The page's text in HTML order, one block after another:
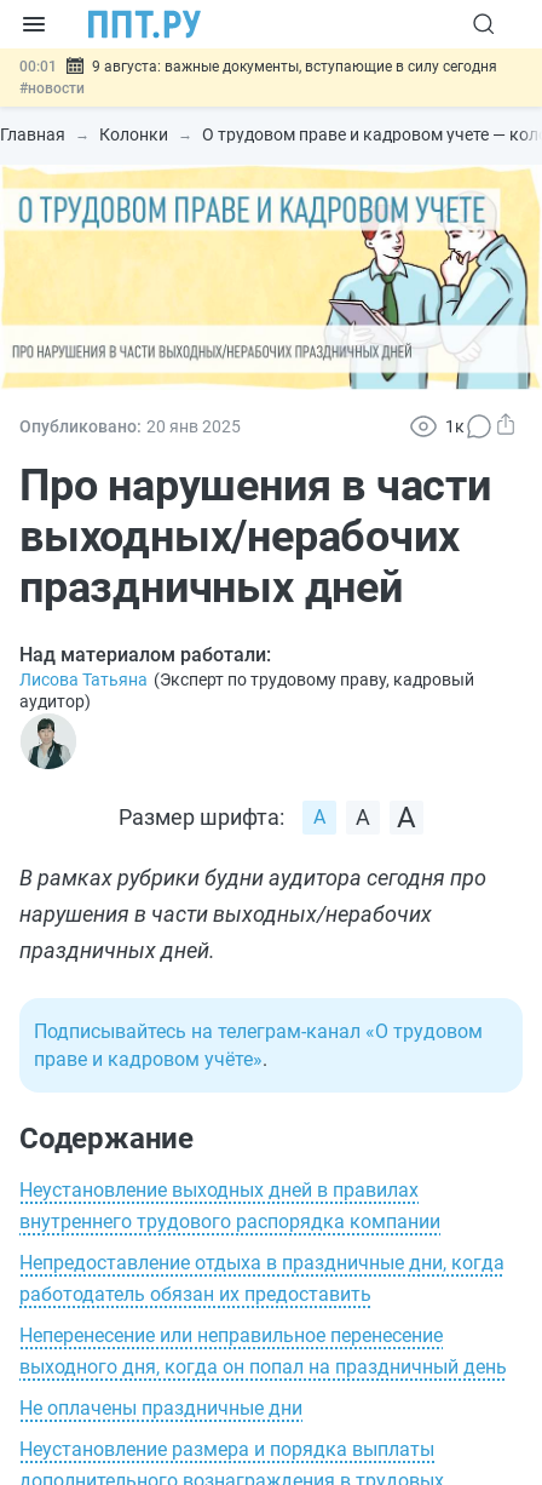
00:01
9 августа: важные документы, вступающие в силу сегодня
#новости
07.08 Подписан закон о блокировке продажи опасных товаров через
«Честный знак»#новости
07.08 Госпошлину за устранение ошибок в документах предлагают
отменить#новости
Разработают единые критерии трудовых и ГПХ-
Главная Колонки О трудовом праве и кадровом учете —
Опубликовано: 20 янв2025 1к
Про нарушения в части
выходных/нерабочих
праздничных дней
Над материалом работали:
Лисова Татьяна (Эксперт по трудовому праву, кадровый
аудитор)
Размер шрифта:
В рамках рубрики будни аудитора сегодня про
нарушения в части выходных/нерабочих
праздничных дней.
Подписывайтесь на телеграм-канал «О трудовом
праве и кадровом учёте».
Содержание
Неустановление выходных дней в правилах
внутреннего трудового распорядка компании
Непредоставление отдыха в праздничные дни, когда
работодатель обязан их предоставить
Неперенесение или неправильное перенесение
выходного дня, когда он попал на праздничный день
Не оплачены праздничные дни
Неустановление размера и порядка выплаты
дополнительного вознаграждения в трудовых